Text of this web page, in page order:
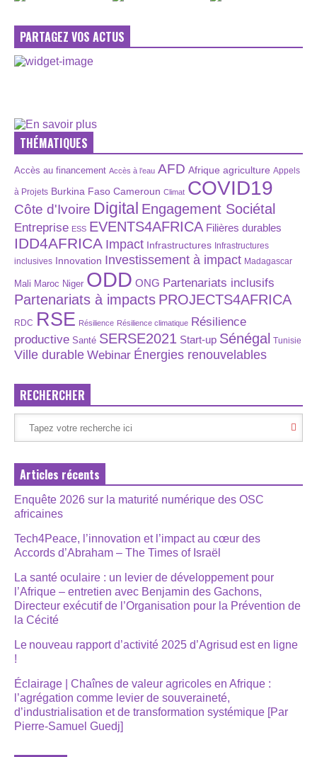
PARTAGEZ VOS ACTUS
THÉMATIQUES
Accès au financement Accès à l’eau AFD Afrique agriculture Appels
à Projets Burkina Faso Cameroun Climat COVID19
Côte d'Ivoire Digital Engagement Sociétal
Entreprise ESS EVENTS4AFRICA Filières durables
IDD4AFRICA Impact Infrastructures Infrastructures
inclusives Innovation Investissement à impact Madagascar
Mali Maroc Niger ODD ONG Partenariats inclusifs
Partenariats à impacts PROJECTS4AFRICA
RDC RSE Résilience Résilience climatique Résilience
productive Santé SERSE2021 Start-up Sénégal Tunisie
Ville durable Webinar Énergies renouvelables
RECHERCHER
Articles récents
Enquête 2026 sur la maturité numérique des OSC
africaines
Tech4Peace, l’innovation et l’impact au cœur des
Accords d’Abraham – The Times of Israël
La santé oculaire : un levier de développement pour
l’Afrique – entretien avec Benjamin des Gachons,
Directeur exécutif de l’Organisation pour la Prévention de
la Cécité
Le nouveau rapport d’activité 2025 d’Agrisud est en ligne
!
Éclairage | Chaînes de valeur agricoles en Afrique :
l’agrégation comme levier de souveraineté,
d’industrialisation et de transformation systémique [Par
Pierre-Samuel Guedj]